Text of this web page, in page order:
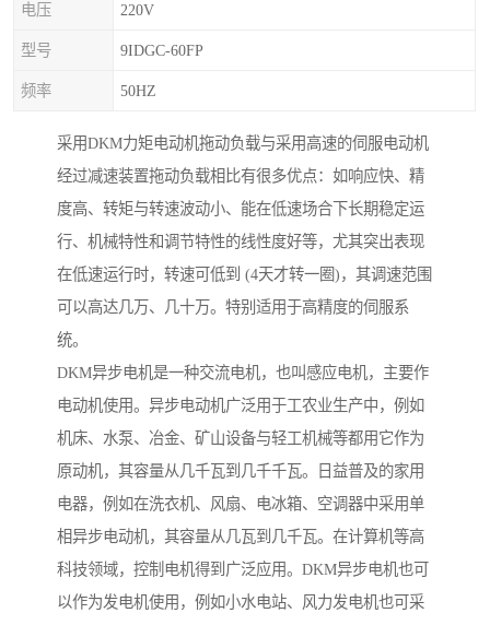
电压 220V
型号 9IDGC-60FP
频率 50HZ
采用DKM力矩电动机拖动负载与采用高速的伺服电动机
经过减速装置拖动负载相比有很多优点：如响应快、精
度高、转矩与转速波动小、能在低速场合下长期稳定运
行、机械特性和调节特性的线性度好等，尤其突出表现
在低速运行时，转速可低到 (4天才转一圈)，其调速范围
可以高达几万、几十万。特别适用于高精度的伺服系
统。
DKM异步电机是一种交流电机，也叫感应电机，主要作
电动机使用。异步电动机广泛用于工农业生产中，例如
机床、水泵、冶金、矿山设备与轻工机械等都用它作为
原动机，其容量从几千瓦到几千千瓦。日益普及的家用
电器，例如在洗衣机、风扇、电冰箱、空调器中采用单
相异步电动机，其容量从几瓦到几千瓦。在计算机等高
科技领域，控制电机得到广泛应用。DKM异步电机也可
以作为发电机使用，例如小水电站、风力发电机也可采